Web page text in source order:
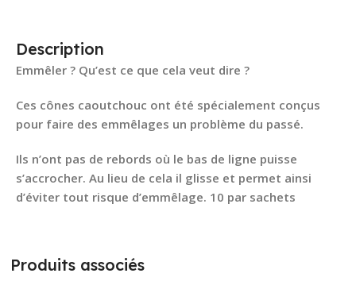
Description
Emmêler ? Qu’est ce que cela veut dire ?
Ces cônes caoutchouc ont été spécialement conçus
pour faire des emmêlages un problème du passé.
Ils n’ont pas de rebords où le bas de ligne puisse
s’accrocher. Au lieu de cela il glisse et permet ainsi
d’éviter tout risque d’emmêlage. 10 par sachets
Produits associés